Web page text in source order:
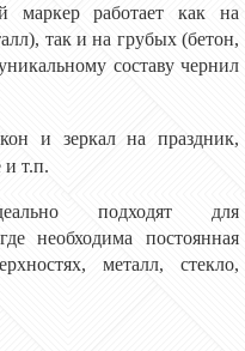
маркер работает как на
так и на грубых (бетон,
составу чернил
и зеркал на праздник,
т.п.
подходят для
необходима постоянная
металл, стекло,